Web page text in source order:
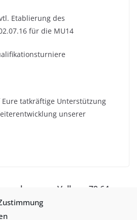
Etablierung des
für die MU14
tatkräftige Unterstützung
unserer
gegen Vellmar 79:64
ungeschlagen seit